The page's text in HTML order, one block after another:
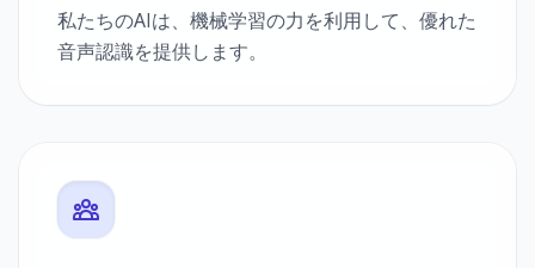
私たちのAIは、機械学習の力を利用して、優れた
音声認識を提供します。